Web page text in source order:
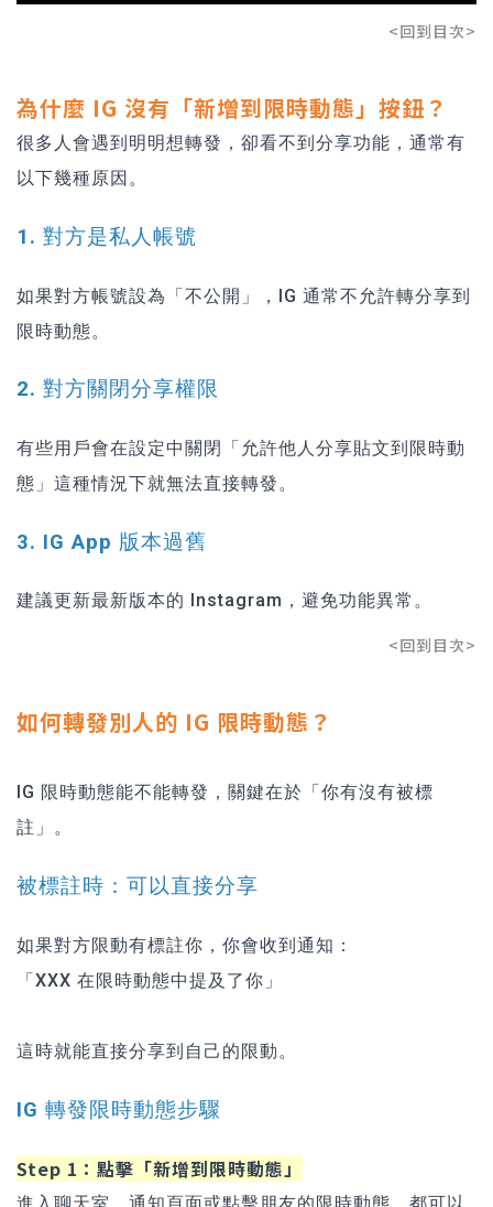
<回到目次>
為什麼 IG 沒有「新增到限時動態」按鈕？
很多人會遇到明明想轉發，卻看不到分享功能，通常有
以下幾種原因。
1. 對方是私人帳號
如果對方帳號設為「不公開」，IG 通常不允許轉分享到
限時動態。
2. 對方關閉分享權限
有些用戶會在設定中關閉「允許他人分享貼文到限時動
態」這種情況下就無法直接轉發。
3. IG App 版本過舊
建議更新最新版本的 Instagram，避免功能異常。
<回到目次>
如何轉發別人的 IG 限時動態？
IG 限時動態能不能轉發，關鍵在於「你有沒有被標
註」。
被標註時：可以直接分享
如果對方限動有標註你，你會收到通知：
「XXX 在限時動態中提及了你」
這時就能直接分享到自己的限動。
IG 轉發限時動態步驟
Step 1：點擊「新增到限時動態」